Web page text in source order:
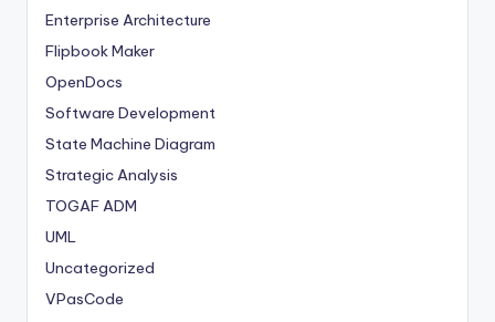
Enterprise Architecture
Flipbook Maker
OpenDocs
Software Development
State Machine Diagram
Strategic Analysis
TOGAF ADM
UML
Uncategorized
VPasCode